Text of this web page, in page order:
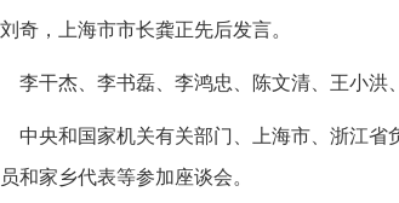
奇，上海市市长龚正先后发言。
李干杰、李书磊、李鸿忠、陈文清、王小洪
中央和国家机关有关部门、上海市、浙江
和家乡代表等参加座谈会。